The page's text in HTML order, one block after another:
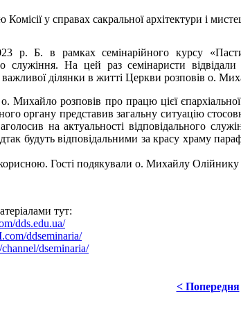
у справах сакральної архітектури і
р. Б. в рамках семінарійного курсу
служіння. На цей раз семінаристи
важливої ділянки в житті Церкви розповів о.
о. Михайло розповів про працю цієї
органу представив загальну ситуацію
на актуальності відповідального
будуть відповідальними за красу храму
Гості подякували о. Михайлу Олійнику
тут:
dds.edu.ua/
ddseminaria/
dseminaria/
< Попередня